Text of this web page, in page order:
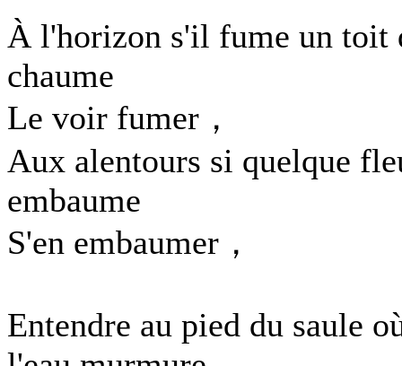
À l'horizon s'il fume un toit
chaume
Le voir fumer，
Aux alentours si quelque
embaume
S'en embaumer，
Entendre au pied du saule